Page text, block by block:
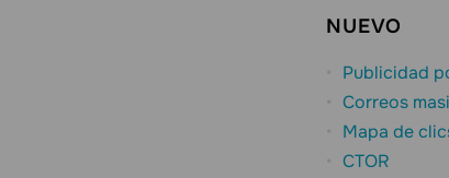
NUEVO
Publicidad
Correos
Mapa de
CTOR